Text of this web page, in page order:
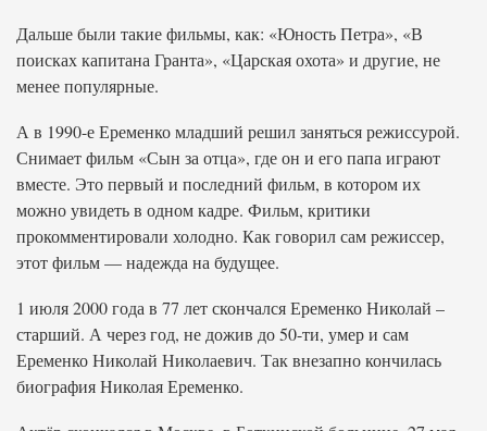
Дальше были такие фильмы, как: «Юность Петра», «В
поисках капитана Гранта», «Царская охота» и другие, не
менее популярные.
А в 1990-е Еременко младший решил заняться режиссурой.
Снимает фильм «Сын за отца», где он и его папа играют
вместе. Это первый и последний фильм, в котором их
можно увидеть в одном кадре. Фильм, критики
прокомментировали холодно. Как говорил сам режиссер,
этот фильм — надежда на будущее.
1 июля 2000 года в 77 лет скончался Еременко Николай –
старший. А через год, не дожив до 50-ти, умер и сам
Еременко Николай Николаевич. Так внезапно кончилась
биография Николая Еременко.